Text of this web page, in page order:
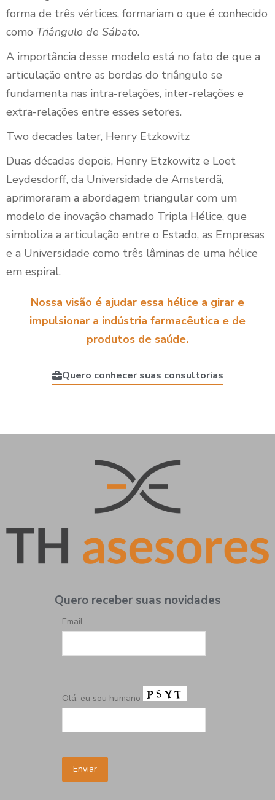
forma de três vértices, formariam o que é conhecido
como Triângulo de Sábato.
A importância desse modelo está no fato de que a
articulação entre as bordas do triângulo se
fundamenta nas intra-relações, inter-relações e
extra-relações entre esses setores.
Two decades later, Henry Etzkowitz
Duas décadas depois, Henry Etzkowitz e Loet
Leydesdorff, da Universidade de Amsterdã,
aprimoraram a abordagem triangular com um
modelo de inovação chamado Tripla Hélice, que
simboliza a articulação entre o Estado, as Empresas
e a Universidade como três lâminas de uma hélice
em espiral.
Nossa visão é ajudar essa hélice a girar e
impulsionar a indústria farmacêutica e de
produtos de saúde.
Quero conhecer suas consultorias
Quero receber suas novidades
Email
Olá, eu sou humano